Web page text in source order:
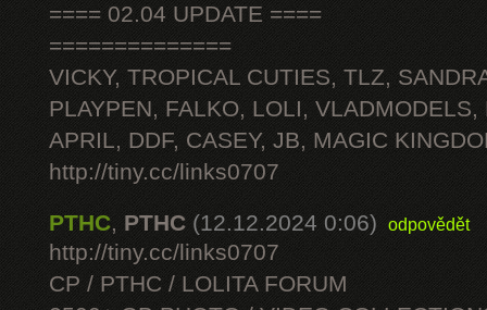
==== 02.04 UPDATE ====
==============
VICKY, TROPICAL CUTIES, TLZ,
PLAYPEN, FALKO, LOLI, VLADMODELS,
APRIL, DDF, CASEY, JB, MAGIC
http://tiny.cc/links0707
PTHC, PTHC (12.12.2024 0:06) odpovědět
http://tiny.cc/links0707
CP / PTHC / LOLITA FORUM